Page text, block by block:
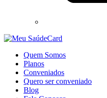
Quem Somos
Planos
Conveniados
Quero ser conveniado
Blog